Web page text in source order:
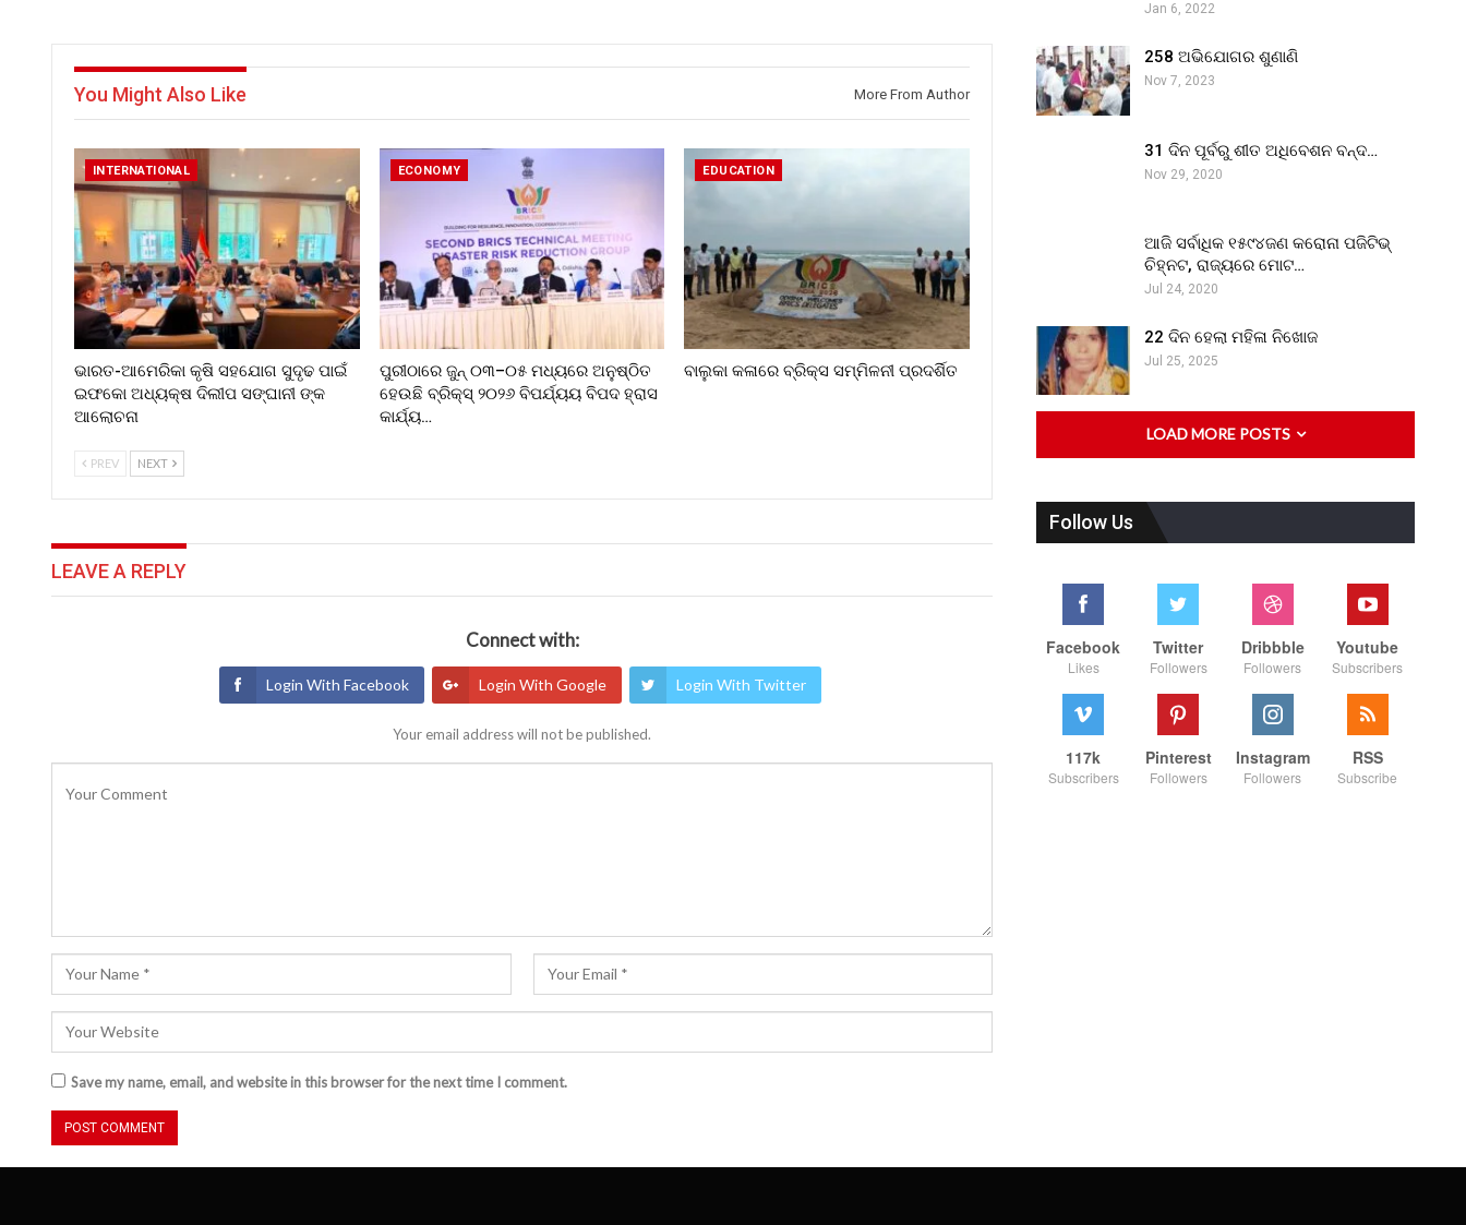
You Might Also Like More From Author
INTERNATIONAL
ଭାରତ-ଆମେରିକା କୃଷି ସହଯୋଗ ସୁଦୃଢ ପାଇଁ
ଇଫକୋ ଅଧ୍ୟକ୍ଷ ଦିଲୀପ ସଙ୍ଘାନୀ ଙ୍କ
ଆଲୋଚନା
ECONOMY
ପୁରୀଠାରେ ଜୁନ୍ ୦୩–୦୫ ମଧ୍ୟରେ ଅନୁଷ୍ଠିତ
ହେଉଛି ବ୍ରିକ୍ସ୍ ୨୦୨୬ ବିପର୍ଯ୍ୟୟ ବିପଦ ହ୍ରାସ
କାର୍ଯ୍ୟ…
EDUCATION
ବାଲୁକା କଳାରେ ବ୍ରିକ୍ସ ସମ୍ମିଳନୀ ପ୍ରଦର୍ଶିତ
PREV NEXT
LEAVE A REPLY
Connect with:
Login With Facebook Login With Google Login With Twitter
Your email address will not be published.
Save my name, email, and website in this browser for the next time I comment.
Jan 6, 2022
258 ଅଭିଯୋଗର ଶୁଣାଣି
Nov 7, 2023
31 ଦିନ ପୂର୍ବରୁ ଶୀତ ଅଧିବେଶନ ବନ୍ଦ…
Nov 29, 2020
ଆଜି ସର୍ବାଧିକ ୧୫୯୪ଜଣ କରୋନା ପଜିଟିଭ୍
ଚିହ୍ନଟ, ରାଜ୍ୟରେ ମୋଟ…
Jul 24, 2020
22 ଦିନ ହେଲା ମହିଳା ନିଖୋଜ
Jul 25, 2025
LOAD MORE POSTS
Follow Us
Facebook
Likes
Twitter
Followers
Dribbble
Followers
Youtube
Subscribers
117k
Subscribers
Pinterest
Followers
Instagram
Followers
RSS
Subscribe